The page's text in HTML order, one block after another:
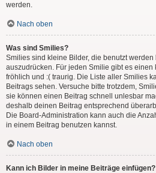
werden.
Nach oben
Was sind Smilies?
Smilies sind kleine Bilder, die benutzt werden
auszudrücken. Für jeden Smilie gibt es einen
fröhlich und :( traurig. Die Liste aller Smilies
Beitrags sehen. Versuche bitte trotzdem,
sie können einen Beitrag schnell unlesbar
deshalb deinen Beitrag entsprechend
Die Board-Administration kann auch die
in einem Beitrag benutzen kannst.
Nach oben
Kann ich Bilder in meine Beiträge einfügen?